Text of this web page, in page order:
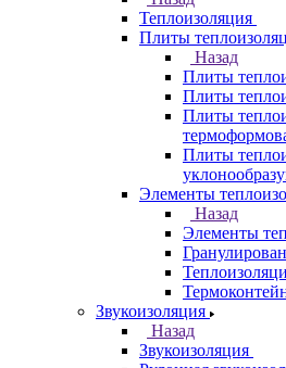
Теплоизоляция
Плиты
Назад
Плиты
Плиты
Плиты
Плиты
Элементы
Назад
Элементы
Звукоизоляция
Назад
Звукоизоляция